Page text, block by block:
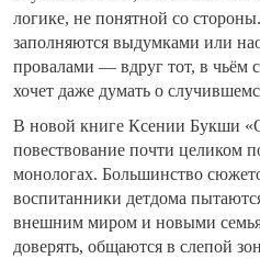
логике, не понятной со
заполняются выдумками или
провалами — вдруг тот, в чьём
хочет даже думать о
В новой книге Ксении Букши
повествование почти целиком
монологах. Большинство
воспитанники детдома
внешним миром и новыми
доверять, общаются в слепой